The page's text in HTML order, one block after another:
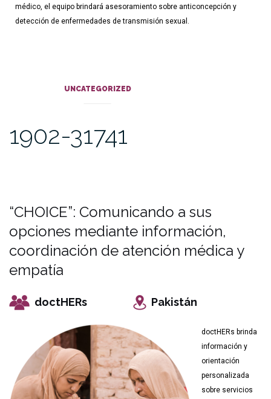
médico, el equipo brindará asesoramiento sobre anticoncepción y
detección de enfermedades de transmisión sexual.
UNCATEGORIZED
1902-31741
“CHOICE”: Comunicando a sus
opciones mediante información,
coordinación de atención médica y
empatía
doctHERs Pakistán
doctHERs brinda
información y
orientación
personalizada
sobre servicios